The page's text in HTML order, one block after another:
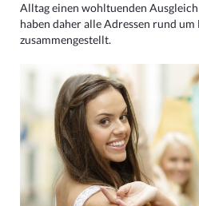
Alltag einen wohltuenden
haben daher alle Adressen rund
zusammengestellt.